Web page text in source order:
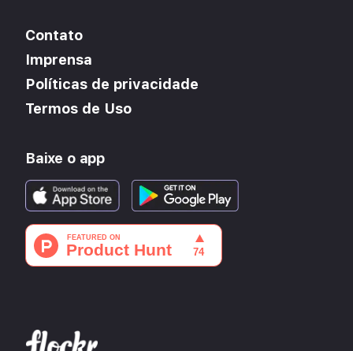
Contato
Imprensa
Políticas de privacidade
Termos de Uso
Baixe o app